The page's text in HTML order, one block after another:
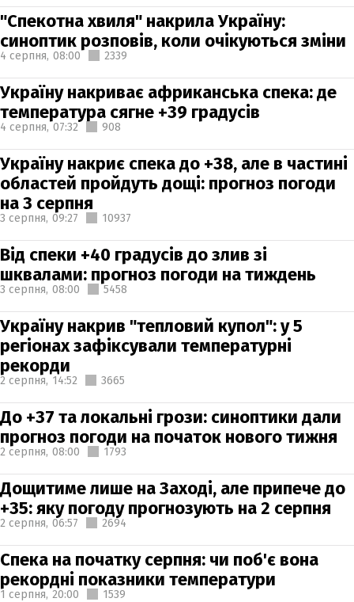
"Спекотна хвиля" накрила Україну:
синоптик розповів, коли очікуються зміни
4 серпня, 08:00 2339
Україну накриває африканська спека: де
температура сягне +39 градусів
4 серпня, 07:32 908
Україну накриє спека до +38, але в частині
областей пройдуть дощі: прогноз погоди
на 3 серпня
3 серпня, 09:27 10937
Від спеки +40 градусів до злив зі
шквалами: прогноз погоди на тиждень
3 серпня, 08:00 5458
Україну накрив "тепловий купол": у 5
регіонах зафіксували температурні
рекорди
2 серпня, 14:52 3665
До +37 та локальні грози: синоптики дали
прогноз погоди на початок нового тижня
2 серпня, 08:00 1793
Дощитиме лише на Заході, але припече до
+35: яку погоду прогнозують на 2 серпня
2 серпня, 06:57 2694
Спека на початку серпня: чи поб'є вона
рекордні показники температури
1 серпня, 20:00 1539